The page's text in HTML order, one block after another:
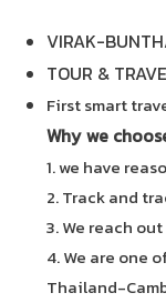
VIRAK-
TOUR &
First smart
Why we
1. we have
2. Track and
3. We reach
4. We are one
Thailand-